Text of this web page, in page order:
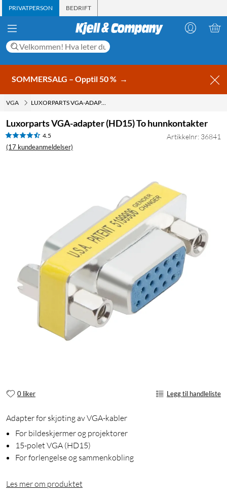
PRIVATPERSON BEDRIFT
SOMMERSALG – Opptil 50 % →
VGA LUXORPARTS VGA-ADAPTER (HD15) TO HUNNKONTAKTER
Luxorparts VGA-adapter (HD15) To hunnkontakter
4.5
(17 kundeanmeldelser)
Artikkelnr: 36841
0 liker Legg til handleliste
Adapter for skjøting av VGA-kabler
For bildeskjermer og projektorer
15-polet VGA (HD15)
For forlengelse og sammenkobling
Les mer om produktet